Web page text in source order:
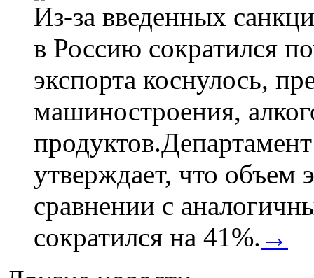
Из-за введенных
в Россию сократился
экспорта коснулось,
машиностроения,
утверждает, что объем
сравнении с
сократился на 41%. →